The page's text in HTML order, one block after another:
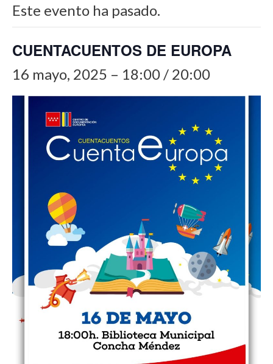
Este evento ha pasado.
CUENTACUENTOS DE EUROPA
16 mayo, 2025 – 18:00 / 20:00